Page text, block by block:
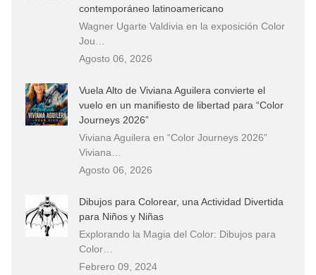
contemporáneo latinoamericano
Wagner Ugarte Valdivia en la exposición Color
Jou…
Agosto 06, 2026
Vuela Alto de Viviana Aguilera convierte el
vuelo en un manifiesto de libertad para “Color
Journeys 2026”
Viviana Aguilera en “Color Journeys 2026”
Viviana…
Agosto 06, 2026
Dibujos para Colorear, una Actividad Divertida
para Niños y Niñas
Explorando la Magia del Color: Dibujos para
Color…
Febrero 09, 2024